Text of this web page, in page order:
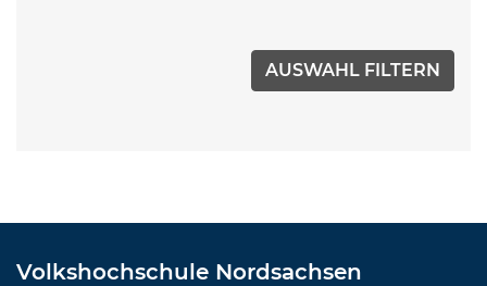
Volkshochschule Nordsachsen